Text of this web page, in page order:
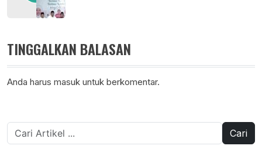
TINGGALKAN BALASAN
Anda harus masuk untuk berkomentar.
Cari
untuk: